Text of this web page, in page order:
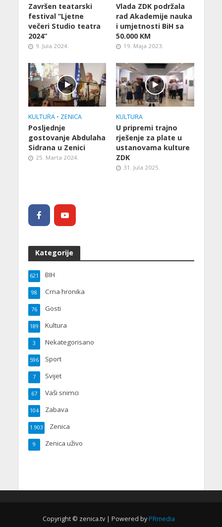
Završen teatarski
festival “Ljetne
večeri Studio teatra
2024”
9. Jula 2024.
Vlada ZDK podržala
rad Akademije nauka
i umjetnosti BiH sa
50.000 KM
19. Maja 2023.
KULTURA • ZENICA
Posljednje
gostovanje Abdulaha
Sidrana u Zenici
25. Marta 2024.
KULTURA
U pripremi trajno
rješenje za plate u
ustanovama kulture
ZDK
31. Jula 2025.
Kategorije
BIH
621
Crna hronika
98
Gosti
76
Kultura
189
Nekategorisano
3
Sport
596
Svijet
7
Vaši snimci
67
Zabava
104
Zenica
1.903
Zenica uživo
9
Copyright © zenica.tv | Powered by PRmedia